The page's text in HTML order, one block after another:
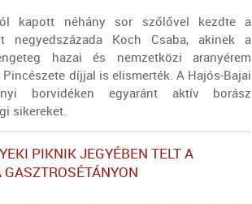
kapott néhány sor szőlővel kezdte a
negyedszázada Koch Csaba, akinek a
hazai és nemzetközi aranyérem
Pincészete díjjal is elismerték. A Hajós-Bajai
borvidéken egyaránt aktív borász
sikereket.
PIKNIK JEGYÉBEN TELT A
GASZTROSÉTÁNYON